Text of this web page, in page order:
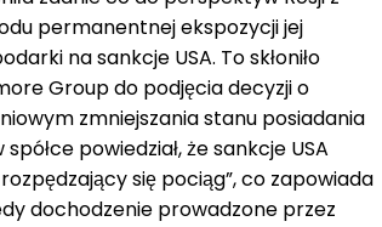
permanentnej ekspozycji jej
na sankcje USA. To skłoniło
Group do podjęcia decyzji o
zmniejszania stanu posiadania
powiedział, że sankcje USA
się pociąg”, co zapowiada
dochodzenie prowadzone przez